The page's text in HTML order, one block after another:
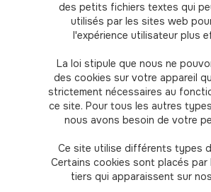
des petits fichiers textes qui
utilisés par les sites web
l'expérience utilisateur plus
La loi stipule que nous ne
des cookies sur votre appareil
strictement nécessaires au
ce site. Pour tous les autres
nous avons besoin de votre
Ce site utilise différents types
Certains cookies sont placés par
tiers qui apparaissent sur